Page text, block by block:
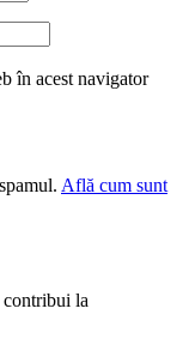
în acest navigator
Află cum sunt
contribui la